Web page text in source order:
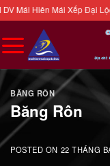
Skip
to
content
Hiên Mái Xếp Đại Lộc
BĂNG RÔN
Băng Rôn
POSTED ON 22 THÁNG